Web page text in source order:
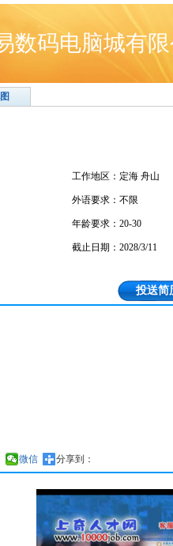
数码电脑城有限
工作地区：定海 舟山
外语要求：不限
年龄要求：20-30
截止日期：2028/3/11
投送简
微信 分享到：